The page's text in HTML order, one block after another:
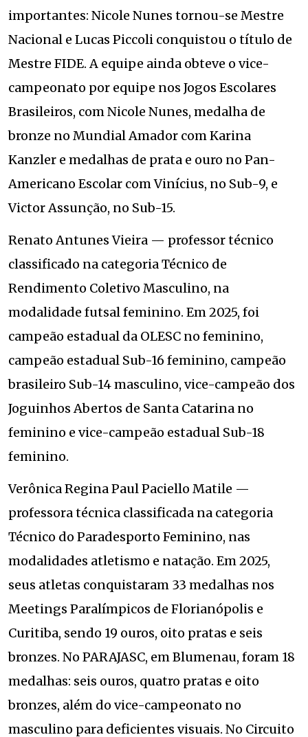
importantes: Nicole Nunes tornou-se Mestre
Nacional e Lucas Piccoli conquistou o título de
Mestre FIDE. A equipe ainda obteve o vice-
campeonato por equipe nos Jogos Escolares
Brasileiros, com Nicole Nunes, medalha de
bronze no Mundial Amador com Karina
Kanzler e medalhas de prata e ouro no Pan-
Americano Escolar com Vinícius, no Sub-9, e
Victor Assunção, no Sub-15.
Renato Antunes Vieira — professor técnico
classificado na categoria Técnico de
Rendimento Coletivo Masculino, na
modalidade futsal feminino. Em 2025, foi
campeão estadual da OLESC no feminino,
campeão estadual Sub-16 feminino, campeão
brasileiro Sub-14 masculino, vice-campeão dos
Joguinhos Abertos de Santa Catarina no
feminino e vice-campeão estadual Sub-18
feminino.
Verônica Regina Paul Paciello Matile —
professora técnica classificada na categoria
Técnico do Paradesporto Feminino, nas
modalidades atletismo e natação. Em 2025,
seus atletas conquistaram 33 medalhas nos
Meetings Paralímpicos de Florianópolis e
Curitiba, sendo 19 ouros, oito pratas e seis
bronzes. No PARAJASC, em Blumenau, foram 18
medalhas: seis ouros, quatro pratas e oito
bronzes, além do vice-campeonato no
masculino para deficientes visuais. No Circuito